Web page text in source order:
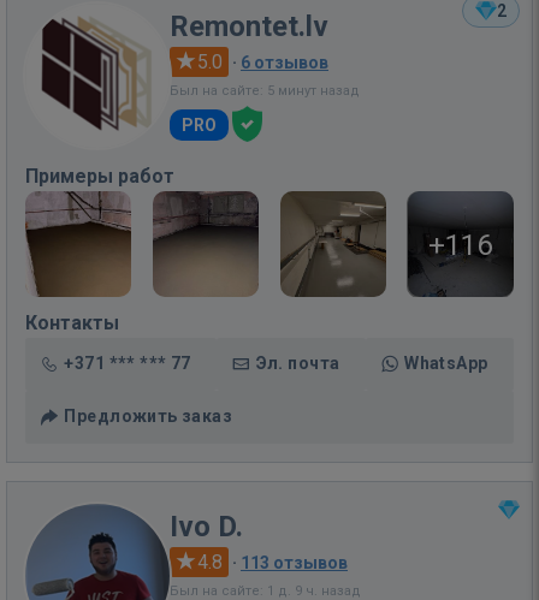
2
Remontet.lv
5.0 · 6 отзывов
Был на сайте: 5 минут назад
PRO
Примеры работ
+116
Контакты
+371 *** *** 77 Эл. почта WhatsApp
Предложить заказ
Ivo D.
4.8 · 113 отзывов
Был на сайте: 1 д. 9 ч. назад